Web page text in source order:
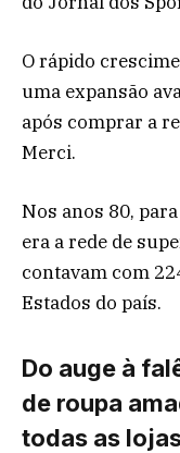
O rápido
uma expansão
após comprar a
Merci.
Nos anos 80,
era a rede de
contavam com
Estados do país.
Do auge à
de roupa
todas as